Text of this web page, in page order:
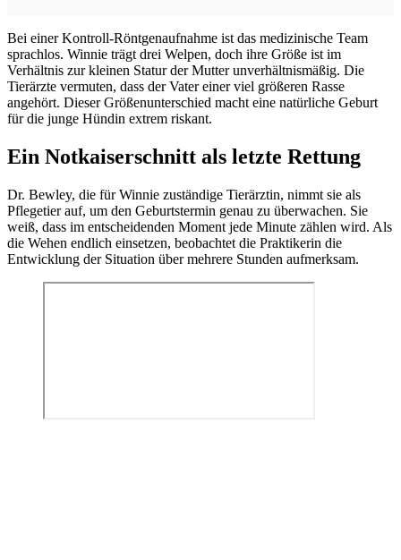
Bei einer Kontroll-Röntgenaufnahme ist das medizinische Team
sprachlos. Winnie trägt drei Welpen, doch ihre Größe ist im
Verhältnis zur kleinen Statur der Mutter unverhältnismäßig. Die
Tierärzte vermuten, dass der Vater einer viel größeren Rasse
angehört. Dieser Größenunterschied macht eine natürliche Geburt
für die junge Hündin extrem riskant.
Ein Notkaiserschnitt als letzte Rettung
Dr. Bewley, die für Winnie zuständige Tierärztin, nimmt sie als
Pflegetier auf, um den Geburtstermin genau zu überwachen. Sie
weiß, dass im entscheidenden Moment jede Minute zählen wird. Als
die Wehen endlich einsetzen, beobachtet die Praktikerin die
Entwicklung der Situation über mehrere Stunden aufmerksam.